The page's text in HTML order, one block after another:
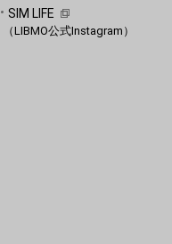
SIM LIFE
（LIBMO公式Instagram）